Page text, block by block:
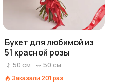
Букет для любимой из
51 красной розы
50 см 50 см
Заказали 201 раз